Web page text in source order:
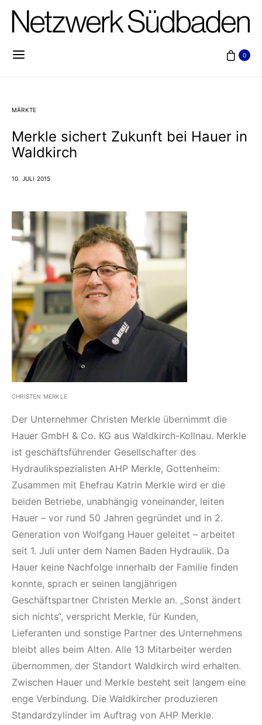
0
MÄRKTE
Merkle sichert Zukunft bei Hauer in
Waldkirch
10. JULI 2015
CHRISTEN MERKLE
Der Unternehmer Christen Merkle übernimmt die
Hauer GmbH & Co. KG aus Waldkirch-Kollnau. Merkle
ist geschäftsführender Gesellschafter des
Hydraulikspezialisten AHP Merkle, Gottenheim:
Zusammen mit Ehefrau Katrin Merkle wird er die
beiden Betriebe, unabhängig voneinander, leiten
Hauer – vor rund 50 Jahren gegründet und in 2.
Generation von Wolfgang Hauer geleitet – arbeitet
seit 1. Juli unter dem Namen Baden Hydraulik. Da
Hauer keine Nachfolge innerhalb der Familie finden
konnte, sprach er seinen langjährigen
Geschäftspartner Christen Merkle an. „Sonst ändert
sich nichts“, verspricht Merkle, für Kunden,
Lieferanten und sonstige Partner des Unternehmens
bleibt alles beim Alten. Alle 13 Mitarbeiter werden
übernommen, der Standort Waldkirch wird erhalten.
Zwischen Hauer und Merkle besteht seit langem eine
enge Verbindung. Die Waldkircher produzieren
Standardzylinder im Auftrag von AHP Merkle.